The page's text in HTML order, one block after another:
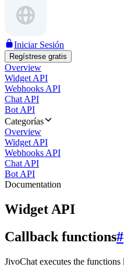
Iniciar Sesión
Regístrese gratis
Overview
Widget API
Webhooks API
Chat API
Bot API
Categorías
Overview
Widget API
Webhooks API
Chat API
Bot API
Documentation
Widget API
Callback functions#
JivoChat executes the